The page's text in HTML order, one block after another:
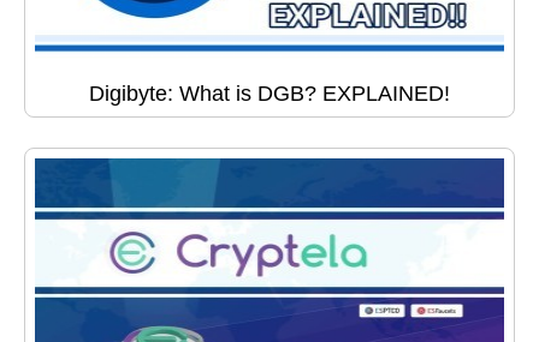
Digibyte: What is DGB? EXPLAINED!